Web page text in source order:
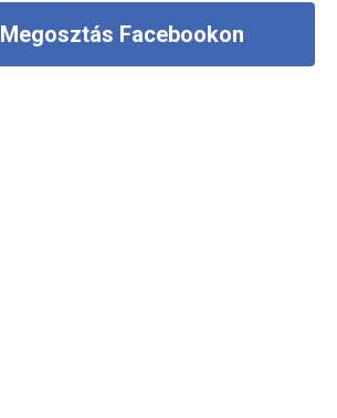
Megosztás Facebookon